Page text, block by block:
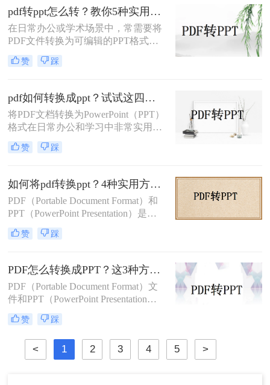
pdf转ppt怎么转？教你5种实用的方法！
在日常办公或学术场景中，常需要将
PDF文件转换为可编辑的PPT格式。
那么pdf转ppt怎么转呢？本文整理了5
种主流方法，从工具选择到操作细节
赞 踩
pdf如何转换成ppt？试试这四种常用方法！
将PDF文档转换为PowerPoint（PPT）
格式在日常办公和学习中非常实用，
特别是在需要对内容进行编辑或演示
时。那么pdf如何转换成ppt呢？本文
赞 踩
如何将pdf转换ppt？4种实用方法解析！
PDF（Portable Document Format）和
PPT（PowerPoint Presentation）是两
种常见的文件格式，分别用于文档存
储和演示文稿制作。在某些情况下，
式，以便在演示文稿中使用或进行进
一步编辑。那么如何将pdf转换ppt
呢？本文将详细介绍几种将PDF转换
为PPT的方法，帮助您高效地完成这
一任务。
赞 踩
PDF怎么转换成PPT？这3种方法教会你！
PDF（Portable Document Format）文
件和PPT（PowerPoint Presentation）
文件在日常办公和学习中都有着广泛
的应用。有时，我们需要将PDF文件
转换为PPT格式，以便进行编辑、修
改或展示。那么PDF怎么转换成PPT
呢？本文将介绍三种将PDF转换成
赞 踩
< 1 2 3 4 5 >